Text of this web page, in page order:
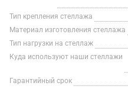
Тип крепления стеллажа
Материал изготовления стеллажа
Тип нагрузки на стеллаж
Куда используют наши стеллажи
Гарантийный срок